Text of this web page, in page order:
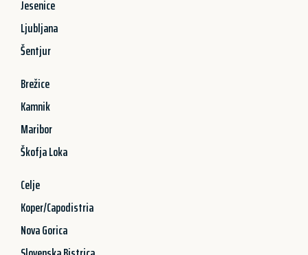
Jesenice
Ljubljana
Šentjur
Brežice
Kamnik
Maribor
Škofja Loka
Celje
Koper/Capodistria
Nova Gorica